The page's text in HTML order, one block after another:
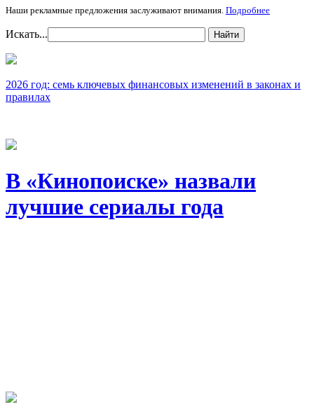
Наши рекламные предложения заслуживают внимания. Подробнее
Искать... Найти
2026 год: семь ключевых финансовых изменений в законах и
правилах
В «Кинопоиске» назвали
лучшие сериалы года